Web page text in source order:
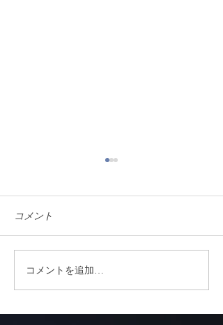
当店の名入れ彫刻技法に
ついて -サンドブラスト彫
コメント
コメントを追加…